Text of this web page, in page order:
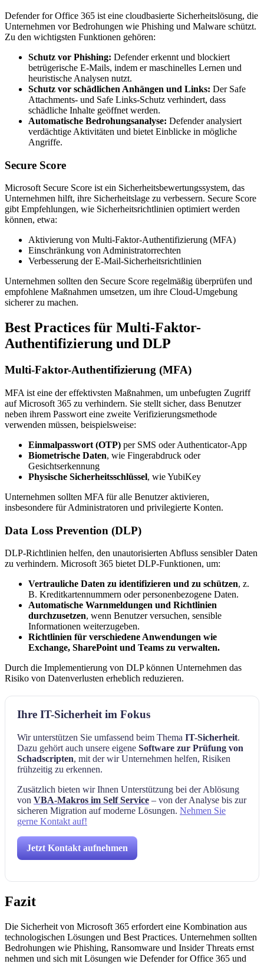
Defender for Office 365 ist eine cloudbasierte Sicherheitslösung, die
Unternehmen vor Bedrohungen wie Phishing und Malware schützt.
Zu den wichtigsten Funktionen gehören:
Schutz vor Phishing: Defender erkennt und blockiert
betrügerische E-Mails, indem er maschinelles Lernen und
heuristische Analysen nutzt.
Schutz vor schädlichen Anhängen und Links: Der Safe
Attachments- und Safe Links-Schutz verhindert, dass
schädliche Inhalte geöffnet werden.
Automatische Bedrohungsanalyse: Defender analysiert
verdächtige Aktivitäten und bietet Einblicke in mögliche
Angriffe.
Secure Score
Microsoft Secure Score ist ein Sicherheitsbewertungssystem, das
Unternehmen hilft, ihre Sicherheitslage zu verbessern. Secure Score
gibt Empfehlungen, wie Sicherheitsrichtlinien optimiert werden
können, etwa:
Aktivierung von Multi-Faktor-Authentifizierung (MFA)
Einschränkung von Administratorrechten
Verbesserung der E-Mail-Sicherheitsrichtlinien
Unternehmen sollten den Secure Score regelmäßig überprüfen und
empfohlene Maßnahmen umsetzen, um ihre Cloud-Umgebung
sicherer zu machen.
Best Practices für Multi-Faktor-
Authentifizierung und DLP
Multi-Faktor-Authentifizierung (MFA)
MFA ist eine der effektivsten Maßnahmen, um unbefugten Zugriff
auf Microsoft 365 zu verhindern. Sie stellt sicher, dass Benutzer
neben ihrem Passwort eine zweite Verifizierungsmethode
verwenden müssen, beispielsweise:
Einmalpasswort (OTP) per SMS oder Authenticator-App
Biometrische Daten, wie Fingerabdruck oder
Gesichtserkennung
Physische Sicherheitsschlüssel, wie YubiKey
Unternehmen sollten MFA für alle Benutzer aktivieren,
insbesondere für Administratoren und privilegierte Konten.
Data Loss Prevention (DLP)
DLP-Richtlinien helfen, den unautorisierten Abfluss sensibler Daten
zu verhindern. Microsoft 365 bietet DLP-Funktionen, um:
Vertrauliche Daten zu identifizieren und zu schützen, z.
B. Kreditkartennummern oder personenbezogene Daten.
Automatische Warnmeldungen und Richtlinien
durchzusetzen, wenn Benutzer versuchen, sensible
Informationen weiterzugeben.
Richtlinien für verschiedene Anwendungen wie
Exchange, SharePoint und Teams zu verwalten.
Durch die Implementierung von DLP können Unternehmen das
Risiko von Datenverlusten erheblich reduzieren.
Ihre IT-Sicherheit im Fokus
Wir unterstützen Sie umfassend beim Thema IT-Sicherheit.
Dazu gehört auch unsere eigene Software zur Prüfung von
Schadscripten, mit der wir Unternehmen helfen, Risiken
frühzeitig zu erkennen.
Zusätzlich bieten wir Ihnen Unterstützung bei der Ablösung
von VBA-Makros im Self Service – von der Analyse bis zur
sicheren Migration auf moderne Lösungen. Nehmen Sie
gerne Kontakt auf!
Jetzt Kontakt aufnehmen
Fazit
Die Sicherheit von Microsoft 365 erfordert eine Kombination aus
technologischen Lösungen und Best Practices. Unternehmen sollten
Bedrohungen wie Phishing, Ransomware und Insider Threats ernst
nehmen und sich mit Lösungen wie Defender for Office 365 und